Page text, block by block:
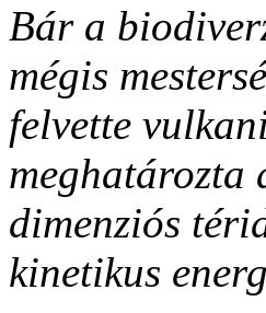
Bár a
mégis
felvette
meghatározta
dimenziós
kinetikus